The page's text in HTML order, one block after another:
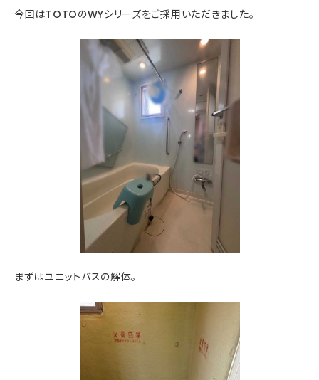
今回はTOTOのWYシリーズをご採用いただきました。
まずはユニットバスの解体。